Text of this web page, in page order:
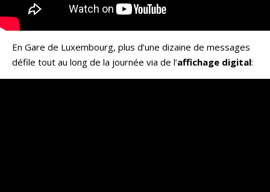
En Gare de Luxembourg, plus d’une dizaine de messages
défile tout au long de la journée via de l’affichage digital: